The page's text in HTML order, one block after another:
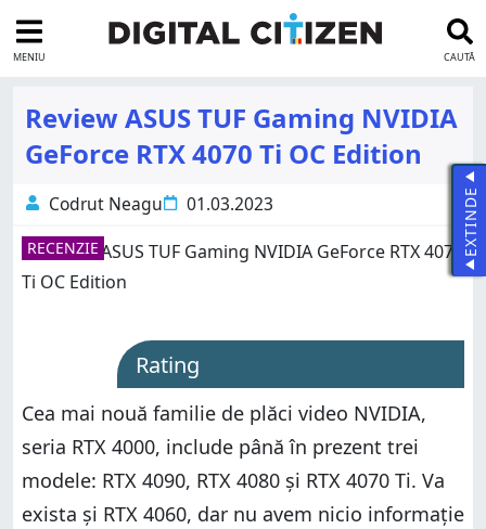
MENIU CAUTĂ
Review ASUS TUF Gaming NVIDIA
GeForce RTX 4070 Ti OC Edition
Codrut Neagu 01.03.2023
RECENZIE
Rating
Cea mai nouă familie de plăci video NVIDIA,
seria RTX 4000, include până în prezent trei
modele: RTX 4090, RTX 4080 și RTX 4070 Ti. Va
exista și RTX 4060, dar nu avem nicio informație
EXTINDE